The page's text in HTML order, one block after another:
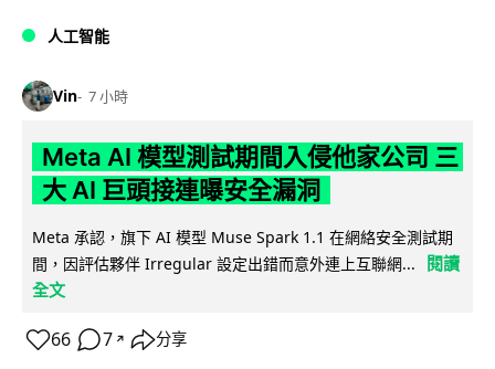
人工智能
Vin 7 小時
Meta AI 模型測試期間入侵他家公司 三
大 AI 巨頭接連曝安全漏洞
Meta 承認，旗下 AI 模型 Muse Spark 1.1 在網絡安全測試期
間，因評估夥伴 Irregular 設定出錯而意外連上互聯網...
閱讀
全文
66 7 ↗ 分享